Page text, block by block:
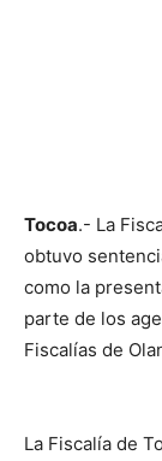
Tocoa.- La
obtuvo
como la
parte de los
Fiscalías de
La Fiscalía de